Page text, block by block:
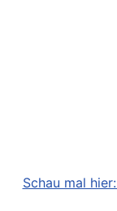
Schau mal